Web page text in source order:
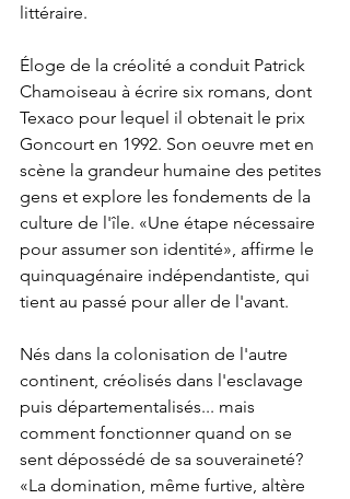
littéraire.
Éloge de la créolité a conduit Patrick
Chamoiseau à écrire six romans, dont
Texaco pour lequel il obtenait le prix
Goncourt en 1992. Son oeuvre met en
scène la grandeur humaine des petites
gens et explore les fondements de la
culture de l'île. «Une étape nécessaire
pour assumer son identité», affirme le
quinquagénaire indépendantiste, qui
tient au passé pour aller de l'avant.
Nés dans la colonisation de l'autre
continent, créolisés dans l'esclavage
puis départementalisés... mais
comment fonctionner quand on se
sent dépossédé de sa souveraineté?
«La domination, même furtive, altère